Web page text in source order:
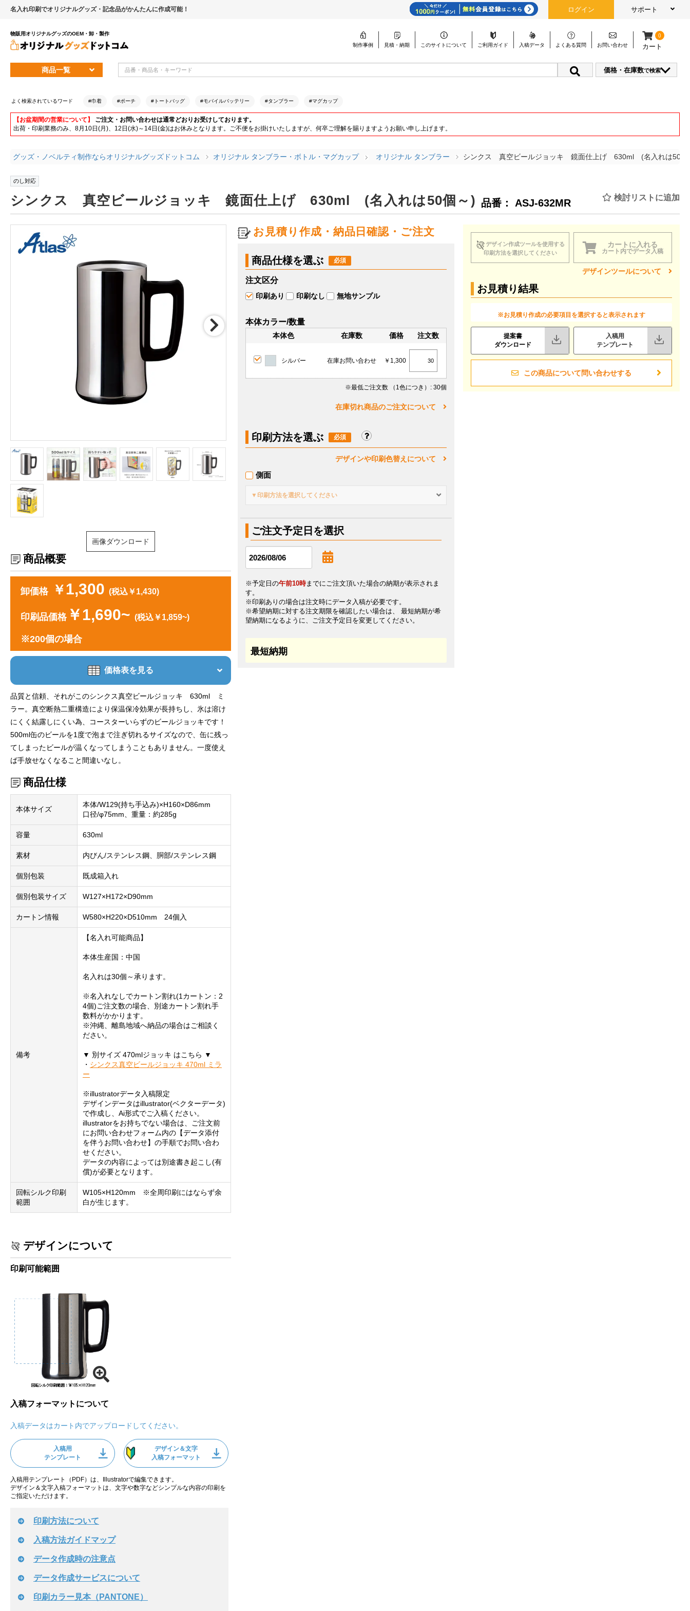
名入れ印刷でオリジナルグッズ・記念品がかんたんに作成可能！ ログイン サポート
物販用オリジナルグッズのOEM・卸・製作
制作事例
見積・納期 このサイトについて ご利用ガイド 入稿データ よくある質問 お問い合わせ
0
カート
商品一覧 価格・在庫数で検索
よく検索されているワード #巾着 #ポーチ #トートバッグ #モバイルバッテリー #タンブラー #マグカップ
【お盆期間の営業について】
ご注文・お問い合わせは通常どおりお受けしております。
出荷・印刷業務のみ、8月10日(月)、12日(水)～14日(金)はお休みとなります。ご不便をお掛けいたしますが、何卒ご理解を賜りますようお願い申し上げます。
グッズ・ノベルティ制作ならオリジナルグッズドットコム オリジナル タンブラー・ボトル・マグカップ オリジナル タンブラー シンクス 真空ビールジョッキ 鏡面仕上げ 630ml (名入れは50個
のし対応
シンクス 真空ビールジョッキ 鏡面仕上げ 630ml (名入れは50個～) 品番： ASJ-632MR 検討リストに追加
画像ダウンロード
商品概要
卸価格 ￥1,300 (税込￥1,430)
印刷品価格￥1,690~ (税込￥1,859~)
※200個の場合
価格表を見る
品質と信頼、それがこのシンクス真空ビールジョッキ 630ml ミ
ラー。真空断熱二重構造により保温保冷効果が長持ちし、氷は溶け
にくく結露しにくい為、コースターいらずのビールジョッキです！
500ml缶のビールを1度で泡まで注ぎ切れるサイズなので、缶に残っ
てしまったビールが温くなってしまうこともありません。一度使え
ば手放せなくなること間違いなし。
商品仕様
本体サイズ
本体/W129(持ち手込み)×H160×D86mm
口径/φ75mm、重量：約285g
容量 630ml
素材 内びん/ステンレス鋼、胴部/ステンレス鋼
個別包装 既成箱入れ
個別包装サイズ W127×H172×D90mm
カートン情報 W580×H220×D510mm 24個入
備考
【名入れ可能商品】
本体生産国：中国
名入れは30個～承ります。
※名入れなしでカートン割れ(1カートン：2
4個)ご注文数の場合、別途カートン割れ手
数料がかかります。
※沖縄、離島地域へ納品の場合はご相談く
ださい。
▼ 別サイズ 470mlジョッキ はこちら ▼
・ シンクス真空ビールジョッキ 470ml ミラ
ー
※illustratorデータ入稿限定
デザインデータはillustrator(ベクターデータ)
で作成し、Ai形式でご入稿ください。
illustratorをお持ちでない場合は、ご注文前
にお問い合わせフォーム内の【データ添付
を伴うお問い合わせ】の手順でお問い合わ
せください。
データの内容によっては別途書き起こし(有
償)が必要となります。
回転シルク印刷
範囲
W105×H120mm ※全周印刷にはならず余
白が生じます。
デザインについて
印刷可能範囲
入稿フォーマットについて
入稿データはカート内でアップロードしてください。
入稿用
テンプレート
デザイン＆文字
入稿フォーマット
入稿用テンプレート（PDF）は、Illustratorで編集できます。
デザイン＆文字入稿フォーマットは、文字や数字などシンプルな内容の印刷を
ご指定いただけます。
印刷方法について
入稿方法ガイドマップ
データ作成時の注意点
データ作成サービスについて
印刷カラー見本（PANTONE）
お見積り作成・納品日確認・ご注文
商品仕様を選ぶ
注文区分
印刷あり 印刷なし 無地サンプル
本体カラー/数量
本体色 在庫数 価格 注文数
シルバー 在庫お問い合わせ ￥1,300
※最低ご注文数 （1色につき） : 30個
在庫切れ商品のご注文について
印刷方法を選ぶ
デザインや印刷色替えについて
側面
▼印刷方法を選択してください
ご注文予定日を選択
※予定日の午前10時までにご注文頂いた場合の納期が表示されま
す。
※印刷ありの場合は注文時にデータ入稿が必要です。
※希望納期に対する注文期限を確認したい場合は、 最短納期が希
望納期になるように、ご注文予定日を変更してください。
最短納期
デザイン作成ツールを使用する
印刷方法を選択してください
カートに入れる
カート内でデータ入稿
デザインツールについて
お見積り結果
※お見積り作成の必要項目を選択すると表示されます
提案書
ダウンロード
入稿用
テンプレート
この商品について問い合わせする